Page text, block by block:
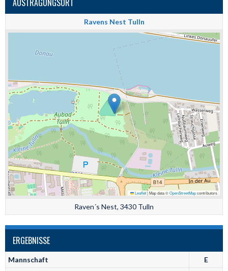
AUSTRAGUNGSORT
Ravens Nest Tulln
Leaflet|Map data ©OpenStreetMapcontributors
Raven´s Nest, 3430 Tulln
ERGEBNISSE
Mannschaft
E